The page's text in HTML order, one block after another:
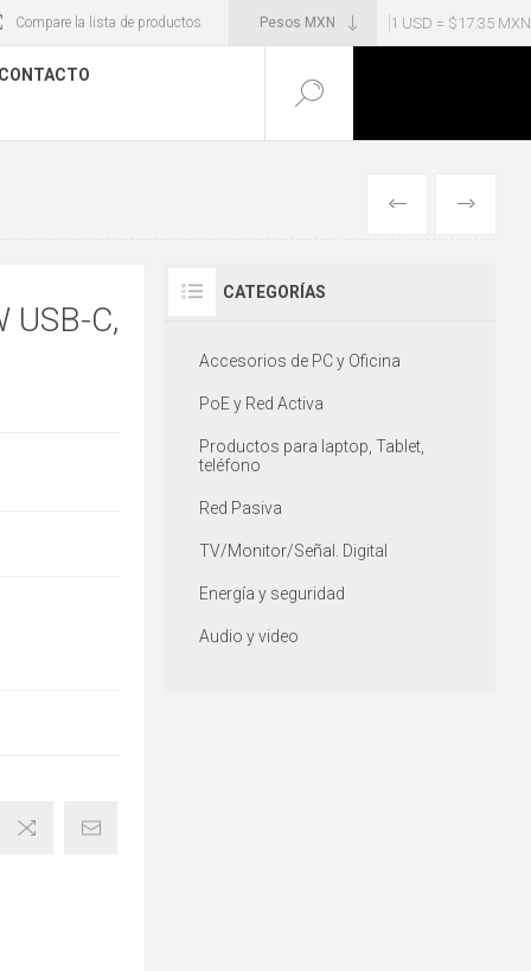
1 USD = $17.35 MXN
Compare la lista de productos
CONTACTO
ANTERIOR
USB-C,
CATEGORÍAS
Accesorios de PC y Oficina
PoE y Red Activa
Productos para laptop, Tablet,
teléfono
Red Pasiva
TV/Monitor/Señal. Digital
Energía y seguridad
Audio y video